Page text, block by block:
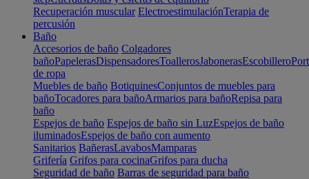
Recuperación muscular ElectroestimulaciónTerapia de
percusión
Baño
Accesorios de baño Colgadores
bañoPapelerasDispensadoresToallerosJabonerasEscobillero
de ropa
Muebles de baño BotiquinesConjuntos de muebles para
bañoTocadores para bañoArmarios para bañoRepisa para
baño
Espejos de baño Espejos de baño sin LuzEspejos de baño
iluminadosEspejos de baño con aumento
Sanitarios BañerasLavabosMamparas
Grifería Grifos para cocinaGrifos para ducha
Seguridad de baño Barras de seguridad para baño